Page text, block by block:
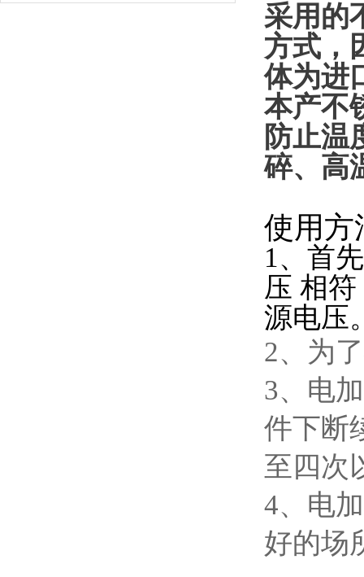
采用的
方式，
体为进
本产不
防止温
碎、高
使用方
1、首
压 相
源电压
2、为
3、电
件下断
至四次
4、电
好的场